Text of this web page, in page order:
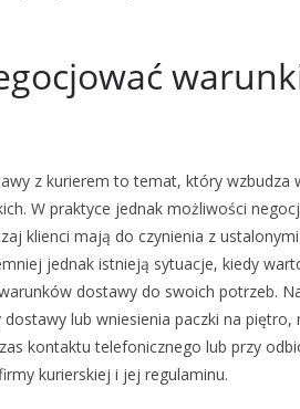
z kurierem to temat, który wzbudza
W praktyce jednak możliwości
klienci mają do czynienia z
jednak istnieją sytuacje, kiedy
dostawy do swoich potrzeb.
lub wniesienia paczki na
kontaktu telefonicznego lub przy
kurierskiej i jej regulaminu.